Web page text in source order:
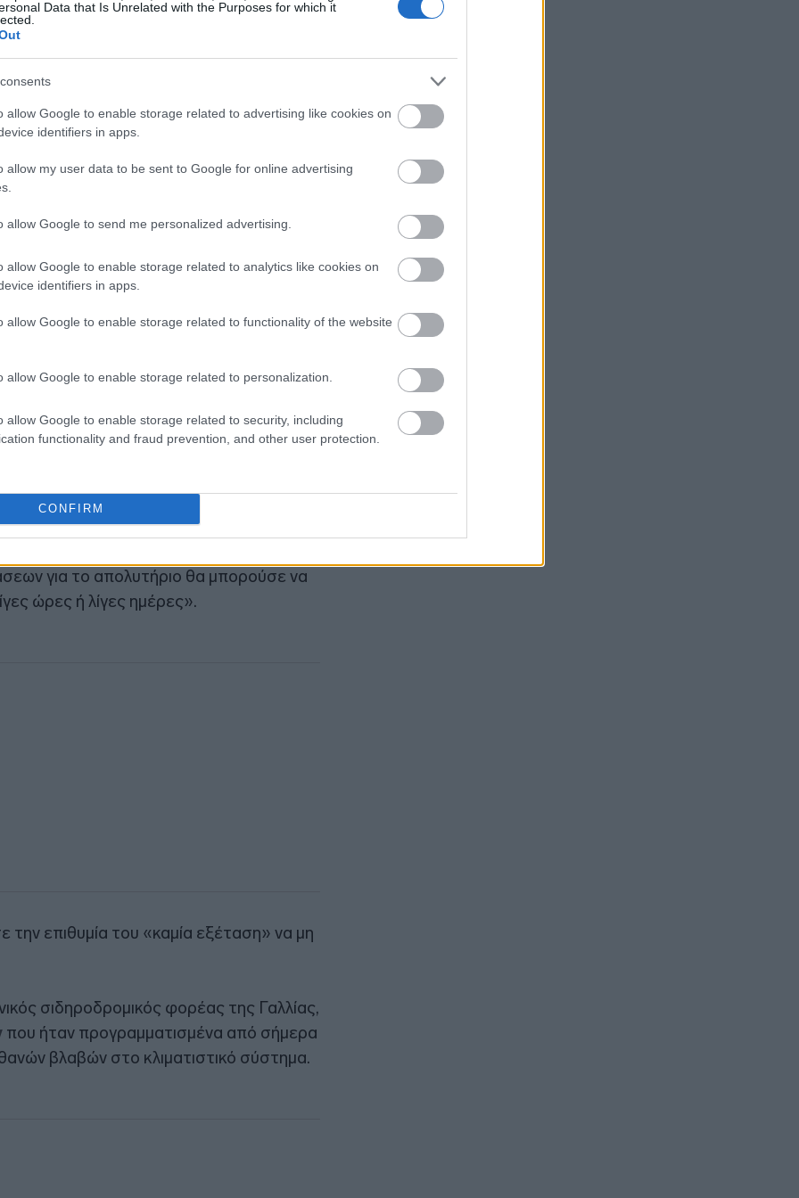
Data that Is Unrelated with the Purposes for which it
allow Google to enable storage related to advertising like cookies on
identifiers in apps.
allow my user data to be sent to Google for online advertising
allow Google to send me personalized advertising.
allow Google to enable storage related to analytics like cookies on
identifiers in apps.
allow Google to enable storage related to functionality of the website
allow Google to enable storage related to personalization.
allow Google to enable storage related to security, including
functionality and fraud prevention, and other user protection.
CONFIRM
και νωρίτερα» και συμπίπτουν με
εκδηλώσεις (όπως η Γιορτή της
διοργανώσεις όπως το Μουντιάλ (11
στον οργανισμό, ανεξαρτήτως
Υγείας της Γαλλίας σε ανακοίνωσή
ένα δίλημμα: να κλείσουν τα
των μαθημάτων, ή να τα διατηρήσουν
ευημερίας των παιδιών. Η αποπνικτική
δύσκολη για τους μαθητές λυκείου
απολυτήριο, το εθνικό απολυτήριο
Οι εξετάσεις ολοκληρώνονται
για το απολυτήριο θα μπορούσε να
ώρες ή λίγες ημέρες».
επιθυμία του «καμία εξέταση» να μη
σιδηροδρομικός φορέας της Γαλλίας,
που ήταν προγραμματισμένα από σήμερα
βλαβών στο κλιματιστικό σύστημα.
ΣΤΑΣΥ: Στο 98% η ολοκλήρωση της
Ευρωαγορές: Θετικά πρόσημα στα
Πάνω από 1.500 έλεγχοι σε 300
τεχνολογίες στη «μάχη»
Χωροταξικό για τον Τουρισμό:
και βιώσιμη ανάπτυξη
δεν αναρτώνται - Υποχρεωτική από 1η
Οκτωβρίου η δημοσίευση
Ρωσία: Πυρκαγιά σε αποθήκη του
Wildberries ύστερα από νέα επίθεση
Προκηρύσσεται σήμερα το καθεστώς
της Άμυνας του Αναπτυξιακού Νόμου